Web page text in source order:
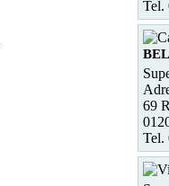
Tel.
69
Tel.